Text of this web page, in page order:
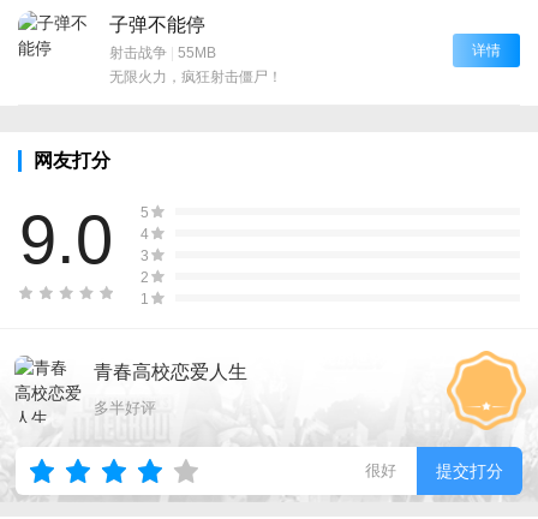
子弹不能停
射击战争 | 55MB
无限火力，疯狂射击僵尸！
详情
网友打分
9.0
5
4
3
2
1
青春高校恋爱人生
多半好评
很好 提交打分